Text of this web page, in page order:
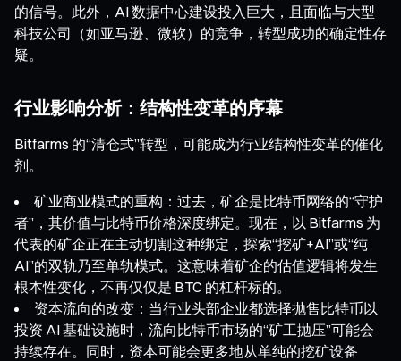
的信号。此外，AI 数据中心建设投入巨大，且面临与大型
科技公司（如亚马逊、微软）的竞争，转型成功的确定性存
疑。
行业影响分析：结构性变革的序幕
Bitfarms 的“清仓式”转型，可能成为行业结构性变革的催化
剂。
矿业商业模式的重构：过去，矿企是比特币网络的“守护
者”，其价值与比特币价格深度绑定。现在，以 Bitfarms 为
代表的矿企正在主动切割这种绑定，探索“挖矿+AI”或“纯
AI”的双轨乃至单轨模式。这意味着矿企的估值逻辑将发生
根本性变化，不再仅仅是 BTC 的杠杆标的。
资本流向的改变：当行业头部企业都选择抛售比特币以
投资 AI 基础设施时，流向比特币市场的“矿工抛压”可能会
持续存在。同时，资本可能会更多地从单纯的挖矿设备